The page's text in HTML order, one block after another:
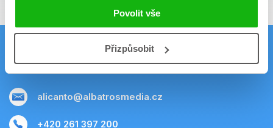
Povolit vše
Přizpůsobit
Kontakt
alicanto@albatrosmedia.cz
+420 261 397 200